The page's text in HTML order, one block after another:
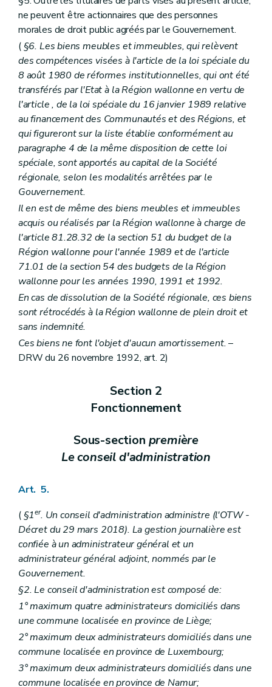
ne peuvent être actionnaires que des personnes
morales de droit public agréés par le Gouvernement.
( §6. Les biens meubles et immeubles, qui relèvent
des compétences visées à l'article de la loi spéciale du
8 août 1980 de réformes institutionnelles, qui ont été
transférés par l'Etat à la Région wallonne en vertu de
l'article , de la loi spéciale du 16 janvier 1989 relative
au financement des Communautés et des Régions, et
qui figureront sur la liste établie conformément au
paragraphe 4 de la même disposition de cette loi
spéciale, sont apportés au capital de la Société
régionale, selon les modalités arrêtées par le
Gouvernement.
Il en est de même des biens meubles et immeubles
acquis ou réalisés par la Région wallonne à charge de
l'article 81.28.32 de la section 51 du budget de la
Région wallonne pour l'année 1989 et de l'article
71.01 de la section 54 des budgets de la Région
wallonne pour les années 1990, 1991 et 1992.
En cas de dissolution de la Société régionale, ces biens
sont rétrocédés à la Région wallonne de plein droit et
sans indemnité.
Ces biens ne font l'objet d'aucun amortissement.–
DRW du 26 novembre 1992, art. 2)
Section 2
Fonctionnement
Sous-section première
Le conseil d'administration
Art. 5.
( §1er. Un conseil d'administration administre (l'OTW -
Décret du 29 mars 2018). La gestion journalière est
confiée à un administrateur général et un
administrateur général adjoint, nommés par le
Gouvernement.
§2. Le conseil d'administration est composé de:
1° maximum quatre administrateurs domiciliés dans
une commune localisée en province de Liège;
2° maximum deux administrateurs domiciliés dans une
commune localisée en province de Luxembourg;
3° maximum deux administrateurs domiciliés dans une
commune localisée en province de Namur;